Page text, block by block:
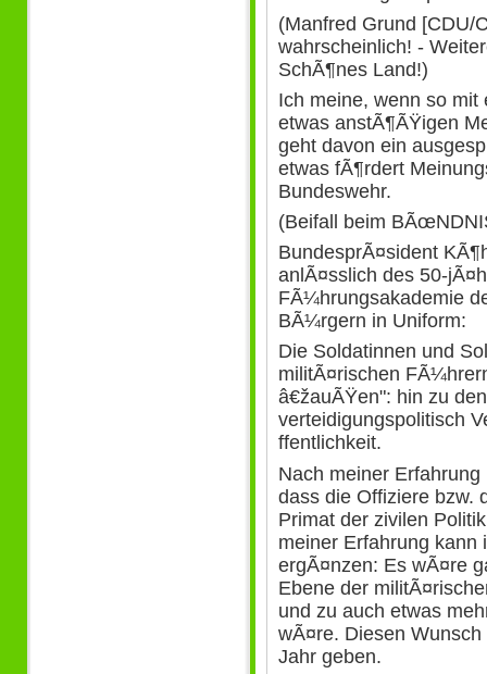
(Manfred Grund [CDU/
wahrscheinlich! -
SchÃ¶nes Land!)
Ich meine, wenn so
etwas anstÃ¶ÃŸigen
geht davon ein
etwas fÃ¶rdert
Bundeswehr.
(Beifall beim
BundesprÃ¤sident
anlÃ¤sslich des 50-
FÃ¼hrungsakademie
BÃ¼rgern in Uniform:
Die Soldatinnen und
militÃ¤rischen
â€žauÃŸen": hin zu
verteidigungspolitisch
ffentlichkeit.
Nach meiner
dass die Offiziere bzw.
Primat der zivilen
meiner Erfahrung kann
ergÃ¤nzen: Es wÃ¤re
Ebene der
und zu auch etwas
wÃ¤re. Diesen
Jahr geben.